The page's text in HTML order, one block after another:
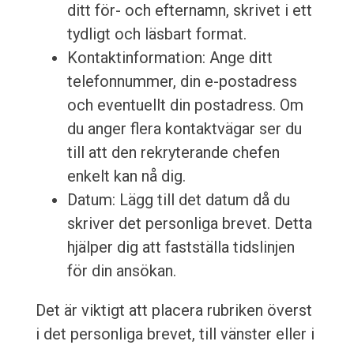
ditt för- och efternamn, skrivet i ett
tydligt och läsbart format.
Kontaktinformation: Ange ditt
telefonnummer, din e-postadress
och eventuellt din postadress. Om
du anger flera kontaktvägar ser du
till att den rekryterande chefen
enkelt kan nå dig.
Datum: Lägg till det datum då du
skriver det personliga brevet. Detta
hjälper dig att fastställa tidslinjen
för din ansökan.
Det är viktigt att placera rubriken överst
i det personliga brevet, till vänster eller i